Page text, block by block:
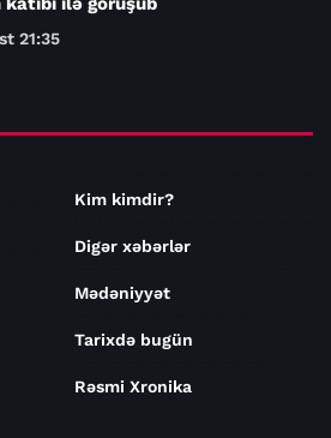
21:35
Kim kimdir?
Digər xəbərlər
Mədəniyyət
Tarixdə bugün
Rəsmi Xronika